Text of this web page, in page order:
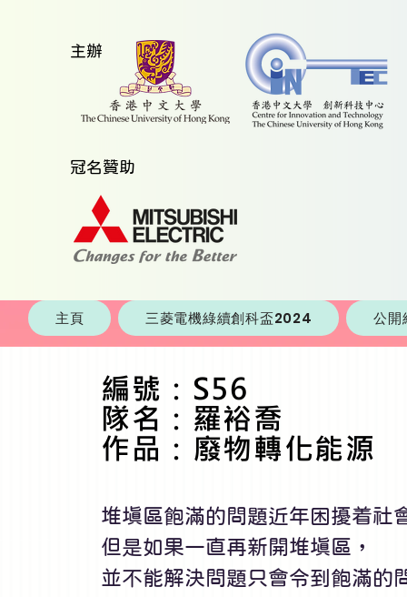
​主辦
​冠名贊助
主頁 三菱電機綠續創科盃2024 公開
編號：S56
隊名：羅裕喬
作品：廢物轉化能源
堆填區飽滿的問題近年困擾着社
但是如果一直再新開堆填區，
並不能解決問題只會令到飽滿的